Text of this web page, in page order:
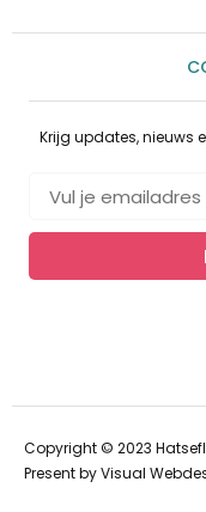
Krijg updates, nieuws
Copyright © 2023
Present byVisual